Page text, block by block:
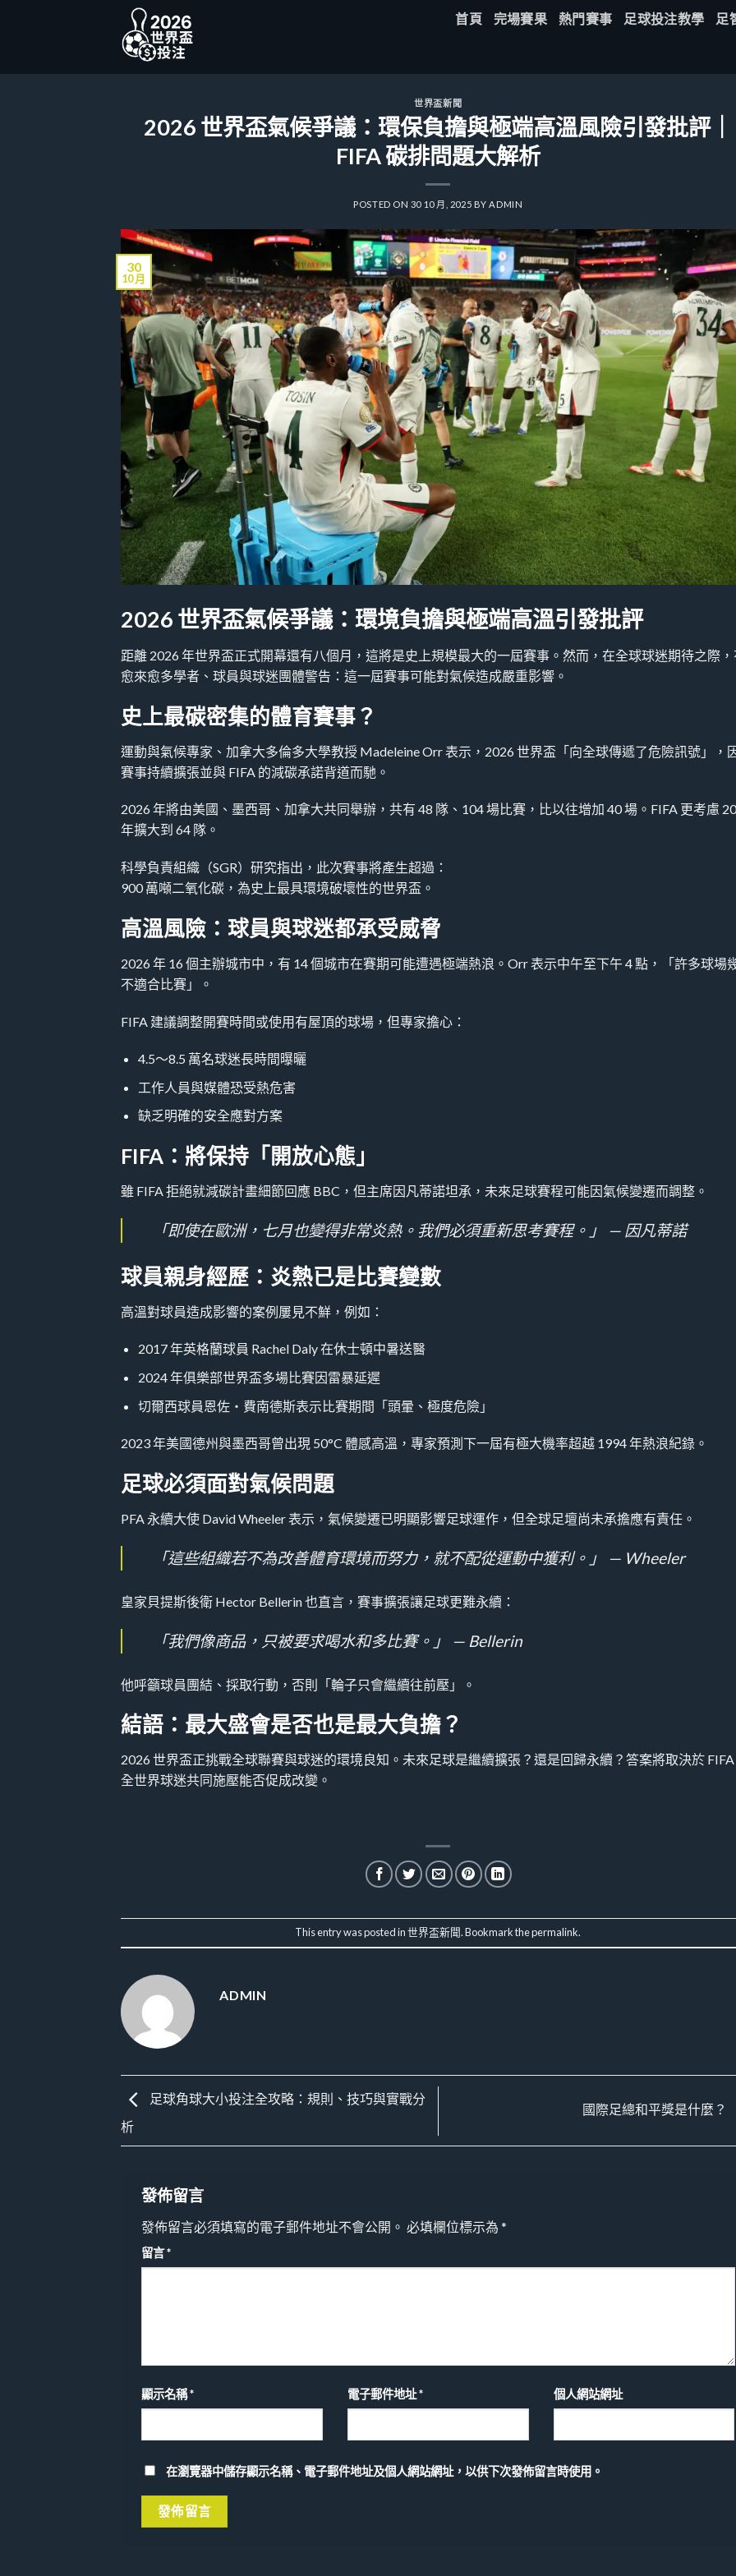
首頁 完場賽果 熱門賽事 足球投注教學 足
世界盃新聞
2026 世界盃氣候爭議：環保負擔與極端高溫風險引發批評｜
FIFA 碳排問題大解析
POSTED ON 30 10 月, 2025 BY ADMIN
30
10 月
2026 世界盃氣候爭議：環境負擔與極端高溫引發批評
距離 2026 年世界盃正式開幕還有八個月，這將是史上規模最大的一屆賽事。然而，在全球球迷期待之際
愈來愈多學者、球員與球迷團體警告：這一屆賽事可能對氣候造成嚴重影響。
史上最碳密集的體育賽事？
運動與氣候專家、加拿大多倫多大學教授 Madeleine Orr 表示，2026 世界盃「向全球傳遞了危險訊號」，
賽事持續擴張並與 FIFA 的減碳承諾背道而馳。
2026 年將由美國、墨西哥、加拿大共同舉辦，共有 48 隊、104 場比賽，比以往增加 40 場。FIFA 更考慮
年擴大到 64 隊。
科學負責組織（SGR）研究指出，此次賽事將產生超過：
900 萬噸二氧化碳，為史上最具環境破壞性的世界盃。
高溫風險：球員與球迷都承受威脅
2026 年 16 個主辦城市中，有 14 個城市在賽期可能遭遇極端熱浪。Orr 表示中午至下午 4 點，「許多球場
不適合比賽」。
FIFA 建議調整開賽時間或使用有屋頂的球場，但專家擔心：
4.5～8.5 萬名球迷長時間曝曬
工作人員與媒體恐受熱危害
缺乏明確的安全應對方案
FIFA：將保持「開放心態」
雖 FIFA 拒絕就減碳計畫細節回應 BBC，但主席因凡蒂諾坦承，未來足球賽程可能因氣候變遷而調整。
「即使在歐洲，七月也變得非常炎熱。我們必須重新思考賽程。」 — 因凡蒂諾
球員親身經歷：炎熱已是比賽變數
高溫對球員造成影響的案例屢見不鮮，例如：
2017 年英格蘭球員 Rachel Daly 在休士頓中暑送醫
2024 年俱樂部世界盃多場比賽因雷暴延遲
切爾西球員恩佐・費南德斯表示比賽期間「頭暈、極度危險」
2023 年美國德州與墨西哥曾出現 50°C 體感高溫，專家預測下一屆有極大機率超越 1994 年熱浪紀錄。
足球必須面對氣候問題
PFA 永續大使 David Wheeler 表示，氣候變遷已明顯影響足球運作，但全球足壇尚未承擔應有責任。
「這些組織若不為改善體育環境而努力，就不配從運動中獲利。」 — Wheeler
皇家貝提斯後衛 Hector Bellerin 也直言，賽事擴張讓足球更難永續：
「我們像商品，只被要求喝水和多比賽。」 — Bellerin
他呼籲球員團結、採取行動，否則「輪子只會繼續往前壓」。
結語：最大盛會是否也是最大負擔？
2026 世界盃正挑戰全球聯賽與球迷的環境良知。未來足球是繼續擴張？還是回歸永續？答案將取決於
全世界球迷共同施壓能否促成改變。
This entry was posted in世界盃新聞. Bookmark thepermalink.
ADMIN
足球角球大小投注全攻略：規則、技巧與實戰分
析
國際足總和平獎是什麼？
發佈留言
發佈留言必須填寫的電子郵件地址不會公開。 必填欄位標示為 *
留言*
顯示名稱* 電子郵件地址* 個人網站網址
在瀏覽器中儲存顯示名稱、電子郵件地址及個人網站網址，以供下次發佈留言時使用。